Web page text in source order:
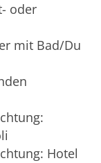
oder
mit Bad/Du
Hotel